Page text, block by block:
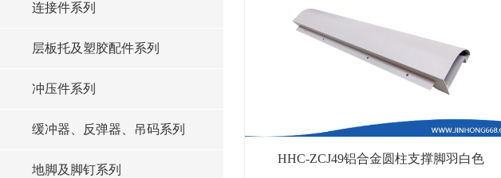
连接件系列
层板托及塑胶配件系列
冲压件系列
缓冲器、反弹器、吊码系列
地脚及脚钉系列
HHC-ZCJ49铝合金圆柱支撑脚羽白色